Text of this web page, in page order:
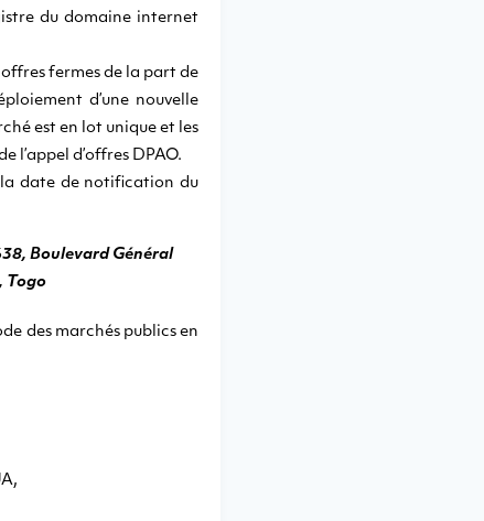
du domaine internet
fermes de la part de
d’une nouvelle
est en lot unique et les
l’appel d’offres DPAO.
la date de notification du
Boulevard Général
Togo
des marchés publics en